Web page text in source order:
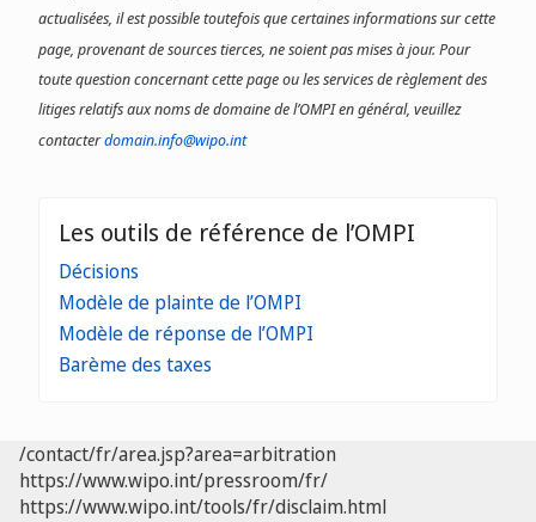
actualisées, il est possible toutefois que certaines informations sur cette
page, provenant de sources tierces, ne soient pas mises à jour. Pour
toute question concernant cette page ou les services de règlement des
litiges relatifs aux noms de domaine de l’OMPI en général, veuillez
contacterdomain.info@wipo.int
Les outils de référence de l’OMPI
Décisions
Modèle de plainte de l’OMPI
Modèle de réponse de l’OMPI
Barème des taxes
/contact/fr/area.jsp?area=arbitration
https://www.wipo.int/pressroom/fr/
https://www.wipo.int/tools/fr/disclaim.html